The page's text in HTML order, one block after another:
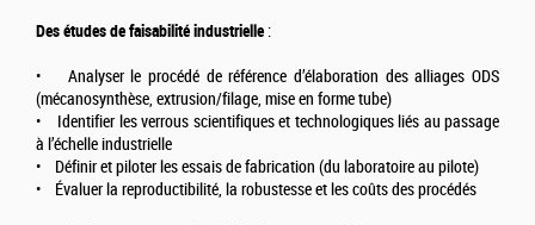
Des études de faisabilité industrielle :
• Analyser le procédé de référence d’élaboration des alliages ODS
(mécanosynthèse, extrusion/filage, mise en forme tube)
• Identifier les verrous scientifiques et technologiques liés au passage
à l’échelle industrielle
• Définir et piloter les essais de fabrication (du laboratoire au pilote)
• Évaluer la reproductibilité, la robustesse et les coûts des procédés